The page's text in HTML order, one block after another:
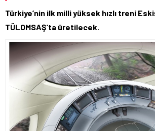
Türkiye’nin ilk milli yüksek hızlı treni
TÜLOMSAŞ’ta üretilecek.